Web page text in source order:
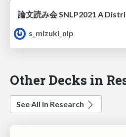
s_mizuki_nlp
Other Decks in
See All in Research